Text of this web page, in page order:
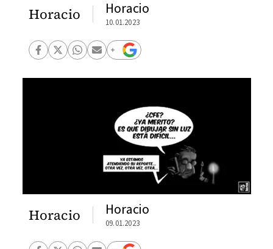
Horacio Horacio
10.01.2023
Horacio Horacio
09.01.2023